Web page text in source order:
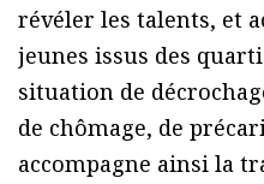
révéler les talents, et
jeunes issus des
situation de
de chômage, de
accompagne ainsi la